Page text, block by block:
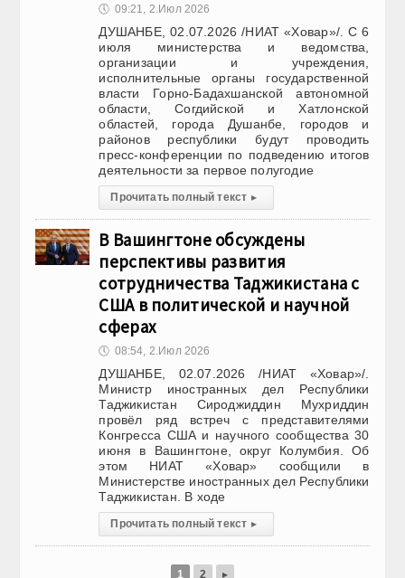
🕔 09:21, 2.Июл 2026
ДУШАНБЕ, 02.07.2026 /НИАТ «Ховар»/. С 6
июля министерства и ведомства,
организации и учреждения,
исполнительные органы государственной
власти Горно-Бадахшанской автономной
области, Согдийской и Хатлонской
областей, города Душанбе, городов и
районов республики будут проводить
пресс-конференции по подведению итогов
деятельности за первое полугодие
Прочитать полный текст ▸
В Вашингтоне обсуждены
перспективы развития
сотрудничества Таджикистана с
США в политической и научной
сферах
🕔 08:54, 2.Июл 2026
ДУШАНБЕ, 02.07.2026 /НИАТ «Ховар»/.
Министр иностранных дел Республики
Таджикистан Сироджиддин Мухриддин
провёл ряд встреч с представителями
Конгресса США и научного сообщества 30
июня в Вашингтоне, округ Колумбия. Об
этом НИАТ «Ховар» сообщили в
Министерстве иностранных дел Республики
Таджикистан. В ходе
Прочитать полный текст ▸
1 2 ▸